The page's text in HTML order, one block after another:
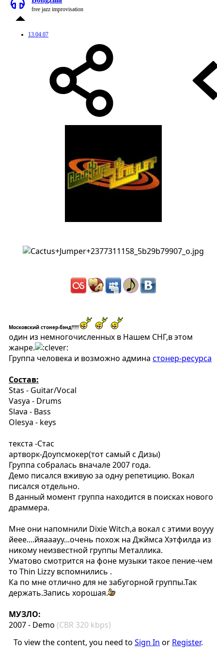
free jazz improvisation
13.04.07
Московский стонер-бэнд!!!!!
один из немногочисленных в Нашем СНГ,в этом
жанре.
Группа человека и возможно админа стонер-ресурса
Состав:
Stas - Guitar/Vocal
Vasya - Drums
Slava - Bass
Olesya - keys
текста -Стас
артворк-Доупсмокер(тот самый с Дизы)
Группа собралась вначале 2007 года.
Демо писался вживую за одну репетицию. Вокал
писался отдельно.
В данный момент группа находится в поисках нового
драммера.
Мне они напомнили Dixie Witch,а вокал с этими воууу
йеее....йяааауу...очень похож на Джймса Хэтфилда из
никому неизвестной группы Металлика.
Уматово смотрится на фоне музыки такое пение-чем
то Thin Lizzy вспомнились .
Ка по мне отлично для не забугорной группы.Так
держать.Запись хорошая.
МУЗЛО:
2007 - Demo (CBR 320 kbps)
To view the content, you need to Sign In or Register.